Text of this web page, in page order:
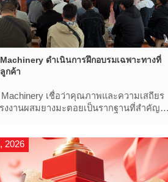
ดําเนินการฝึกอบรมเฉพาะทางที่
กค้า
Machinery เชื่อว่าคุณภาพและความเสถียร
งงานผสมยางมะตอยเป็นรากฐานที่สําคัญ
งที่มีความเข้มข้นสูงในระยะยาวได้
2026